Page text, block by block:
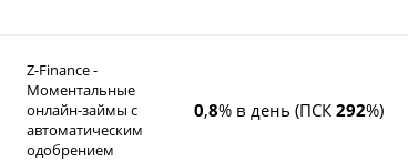
Z-Finance -
Моментальные
онлайн-займы с
автоматическим
одобрением
0,8% в день (ПСК 292%)